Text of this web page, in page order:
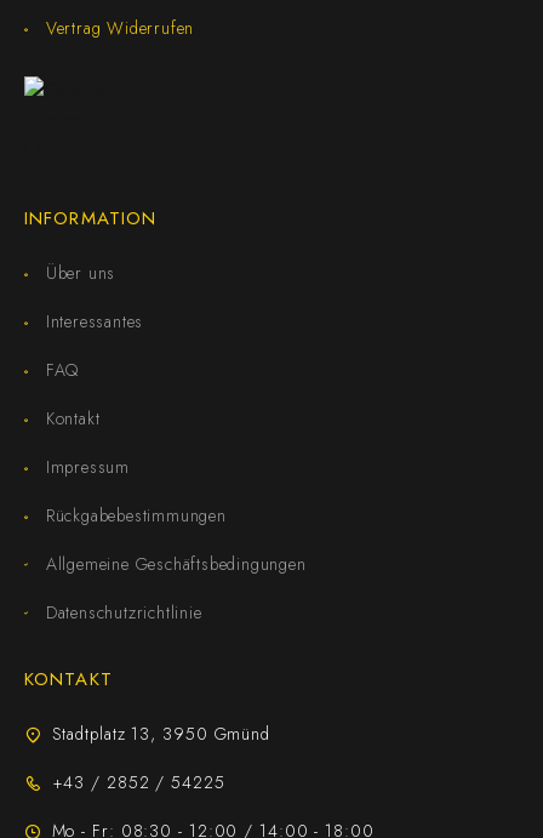
Vertrag Widerrufen
INFORMATION
Über uns
Interessantes
FAQ
Kontakt
Impressum
Rückgabebestimmungen
Allgemeine Geschäftsbedingungen
Datenschutzrichtlinie
KONTAKT
Stadtplatz 13, 3950 Gmünd
+43 / 2852 / 54225
Mo - Fr: 08:30 - 12:00 / 14:00 - 18:00